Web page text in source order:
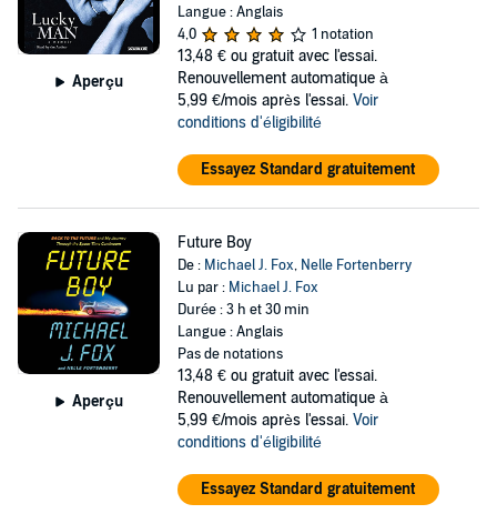
Aperçu
Langue : Anglais
4,0
1 notation
13,48 € ou gratuit avec l'essai.
Renouvellement automatique à
5,99 €/mois après l'essai. Voir
conditions d'éligibilité
Essayez Standard gratuitement
Aperçu
Future Boy
De : Michael J. Fox, Nelle Fortenberry
Lu par : Michael J. Fox
Durée : 3 h et 30 min
Langue : Anglais
Pas de notations
13,48 € ou gratuit avec l'essai.
Renouvellement automatique à
5,99 €/mois après l'essai. Voir
conditions d'éligibilité
Essayez Standard gratuitement